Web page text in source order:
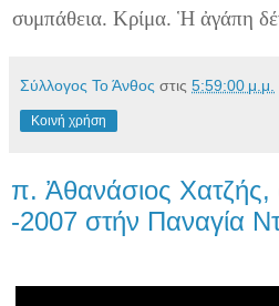
συμπάθεια. Κρίμα. Ἡ ἀγάπη
Σύλλογος Το Άνθος στις 5:59:00 μ.μ.
Κοινή χρήση
π. Ἀθανάσιος Χατζής,
-2007 στήν Παναγία